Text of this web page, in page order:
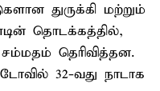
துருக்கி மற்றும்
தொடக்கத்தில்,
தெரிவித்தன.
32-வது நாடாக